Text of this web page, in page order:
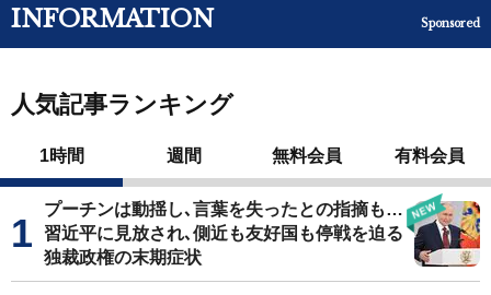
INFORMATION Sponsored
人気記事ランキング
1時間 週間 無料会員 有料会員
プーチンは動揺し､言葉を失ったとの指摘も…
習近平に見放され､側近も友好国も停戦を迫る
独裁政権の末期症状